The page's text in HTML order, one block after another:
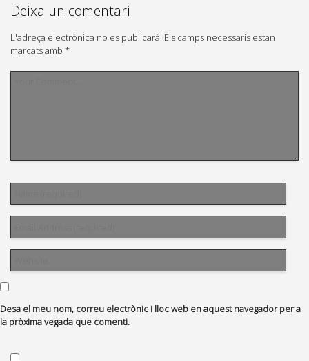
Deixa un comentari
L'adreça electrònica no es publicarà. Els camps necessaris estan
marcats amb *
Desa el meu nom, correu electrònic i lloc web en aquest navegador per a
la pròxima vegada que comenti.